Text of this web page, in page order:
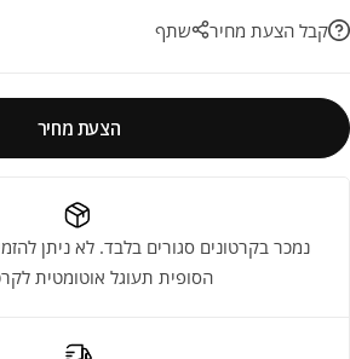
קבל הצעת מחיר שתף
הצעת מחיר
נמכר בקרטונים סגורים בלבד. לא ניתן
הסופית תעוגל אוטומטית